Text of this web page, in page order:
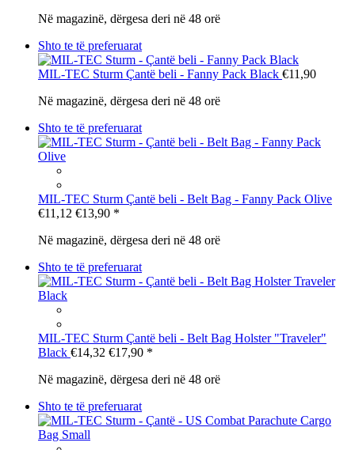
Në magazinë, dërgesa deri në 48 orë
Shto te të preferuarat
MIL-TEC Sturm Çantë beli - Fanny Pack Black €11,90
Në magazinë, dërgesa deri në 48 orë
Shto te të preferuarat
MIL-TEC Sturm Çantë beli - Belt Bag - Fanny Pack Olive
€11,12 €13,90 *
Në magazinë, dërgesa deri në 48 orë
Shto te të preferuarat
MIL-TEC Sturm Çantë beli - Belt Bag Holster "Traveler"
Black €14,32 €17,90 *
Në magazinë, dërgesa deri në 48 orë
Shto te të preferuarat